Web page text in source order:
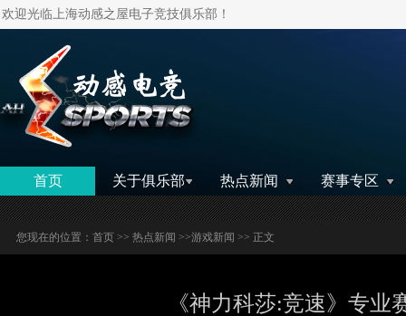
欢迎光临上海动感之屋电子竞技俱乐部！
首页 关于俱乐部 热点新闻 赛事专区
您现在的位置： 首页 >> 热点新闻 >>游戏新闻 >> 正文
《神力科莎:竞速》专